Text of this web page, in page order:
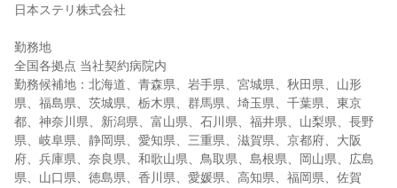
日本ステリ株式会社
勤務地
全国各拠点 当社契約病院内
勤務候補地：北海道、青森県、岩手県、宮城県、秋田県、山形
県、福島県、茨城県、栃木県、群馬県、埼玉県、千葉県、東京
都、神奈川県、新潟県、富山県、石川県、福井県、山梨県、長野
県、岐阜県、静岡県、愛知県、三重県、滋賀県、京都府、大阪
府、兵庫県、奈良県、和歌山県、鳥取県、島根県、岡山県、広島
県、山口県、徳島県、香川県、愛媛県、高知県、福岡県、佐賀